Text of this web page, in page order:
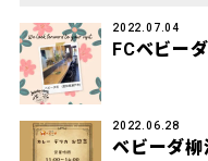
2022.07.04
FCベビー
2022.06.28
ベビーダ